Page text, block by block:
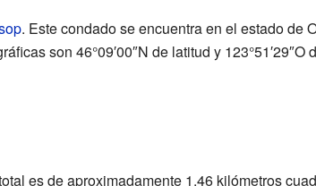
. Este condado se encuentra en el estado de
son 46°09′00″N de latitud y
es de aproximadamente 1.46 kilómetros